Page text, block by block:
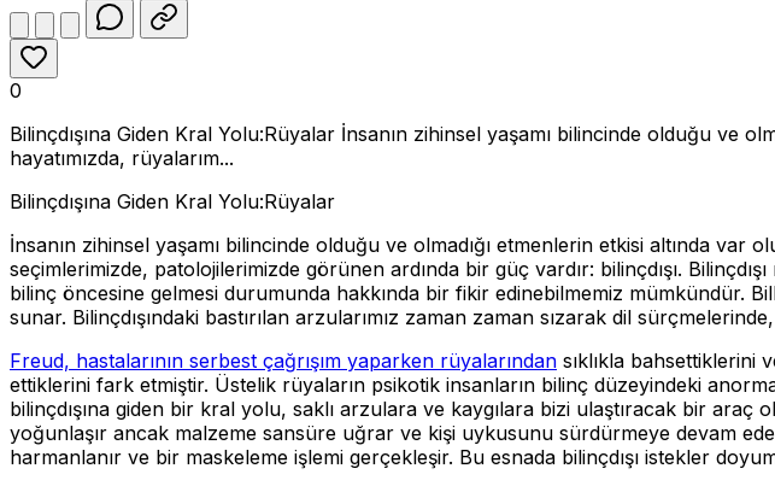
0
Bilinçdışına Giden Kral Yolu:Rüyalar İnsanın zihinsel yaşamı bilincinde olduğu ve
hayatımızda, rüyalarım...
Bilinçdışına Giden Kral Yolu:Rüyalar
İnsanın zihinsel yaşamı bilincinde olduğu ve olmadığı etmenlerin etkisi altında var
seçimlerimizde, patolojilerimizde görünen ardında bir güç vardır: bilinçdışı.
bilinç öncesine gelmesi durumunda hakkında bir fikir edinebilmemiz mümkündür.
sunar. Bilinçdışındaki bastırılan arzularımız zaman zaman sızarak dil
Freud, hastalarının serbest çağrışım yaparken rüyalarından sıklıkla bahsettiklerini
ettiklerini fark etmiştir. Üstelik rüyaların psikotik insanların bilinç düzeyindeki
bilinçdışına giden bir kral yolu, saklı arzulara ve kaygılara bizi ulaştıracak bir
yoğunlaşır ancak malzeme sansüre uğrar ve kişi uykusunu sürdürmeye devam
harmanlanır ve bir maskeleme işlemi gerçekleşir. Bu esnada bilinçdışı istekler